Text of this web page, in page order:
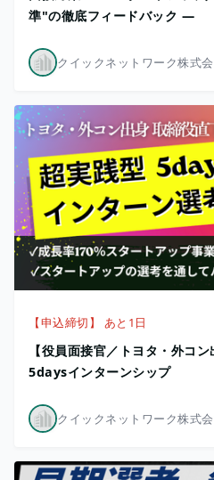
準"の徹底フィードバック ―
クイックネットワーク株式
【申込締切】 あと1日
【役員面接官／トヨタ・外コ
5daysインターンシップ
クイックネットワーク株式